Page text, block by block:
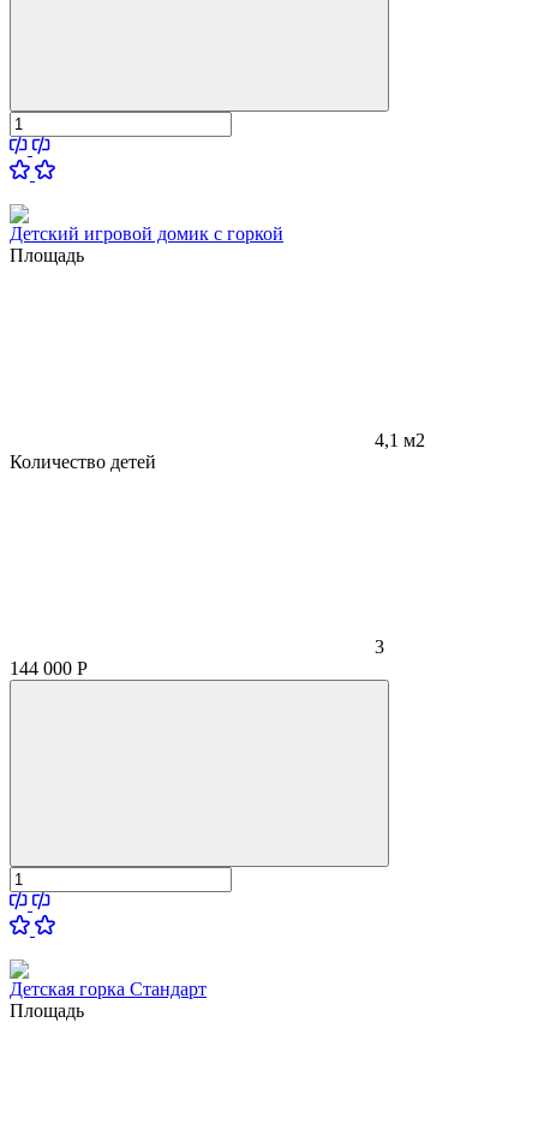
Детский игровой домик с горкой
Площадь
4,1 м2
Количество детей
3
144 000 Р
Детская горка Стандарт
Площадь